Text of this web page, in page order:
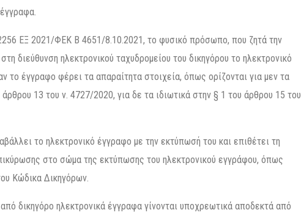
ΕΞ 2021/ΦΕΚ Β 4651/8.10.2021, το φυσικό πρόσωπο, που ζητά την
διεύθυνση ηλεκτρονικού ταχυδρομείου του δικηγόρου το ηλεκτρονικό
το έγγραφο φέρει τα απαραίτητα στοιχεία, όπως ορίζονται για μεν τα
13 του ν. 4727/2020, για δε τα ιδιωτικά στην § 1 του άρθρου 15 του
το ηλεκτρονικό έγγραφο με την εκτύπωσή του και επιθέτει τη
στο σώμα της εκτύπωσης του ηλεκτρονικού εγγράφου, όπως
Κώδικα Δικηγόρων.
δικηγόρο ηλεκτρονικά έγγραφα γίνονται υποχρεωτικά αποδεκτά από